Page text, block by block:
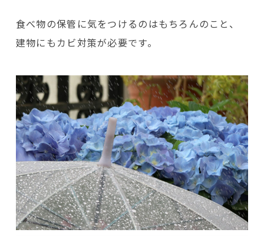
食べ物の保管に気をつけるのはもちろんのこと、
建物にもカビ対策が必要です。